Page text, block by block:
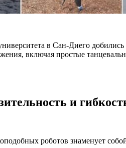
в Сан-Диего добились
включая простые
и
роботов знаменует